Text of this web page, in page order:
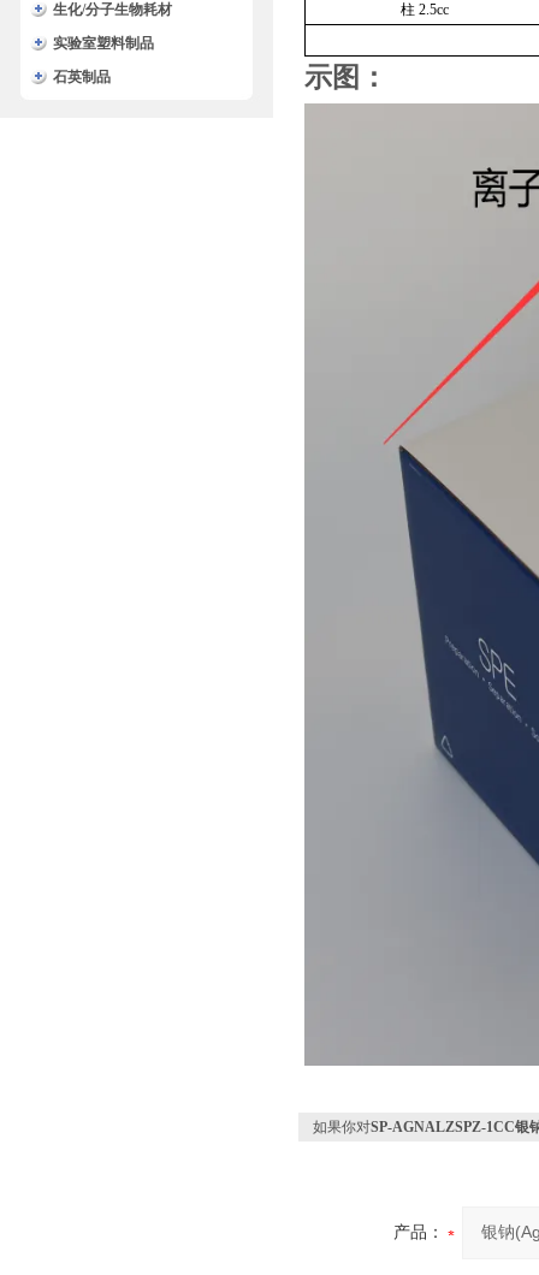
生化/分子生物耗材
实验室塑料制品
石英制品
柱 2.5cc
示图：
如果你对SP-AGNALZSPZ-1CC银
产品：